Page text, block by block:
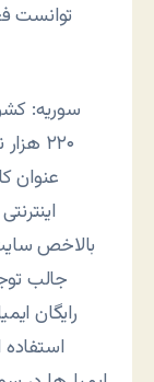
توانست
۲۲۰
عنوان
بالاخص
جالب
رايگان